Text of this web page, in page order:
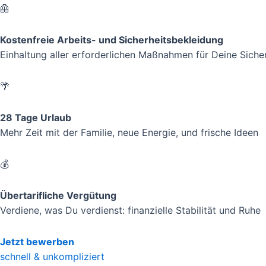
🦺
Kostenfreie Arbeits- und Sicherheitsbekleidung
Einhaltung aller erforderlichen Maßnahmen für Deine
🌴
28 Tage Urlaub
Mehr Zeit mit der Familie, neue Energie, und frische Ideen
💰
Übertarifliche Vergütung
Verdiene, was Du verdienst: finanzielle Stabilität und Ruhe
Jetzt bewerben
schnell & unkompliziert